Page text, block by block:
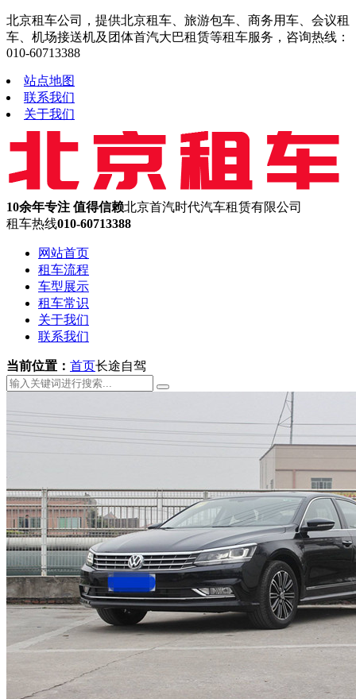
北京租车公司，提供北京租车、旅游包车、商务用车、会议租
车、机场接送机及团体首汽大巴租赁等租车服务，咨询热线：
010-60713388
站点地图
联系我们
关于我们
10余年专注 值得信赖北京首汽时代汽车租赁有限公司
租车热线010-60713388
网站首页
租车流程
车型展示
租车常识
关于我们
联系我们
当前位置： 首页长途自驾